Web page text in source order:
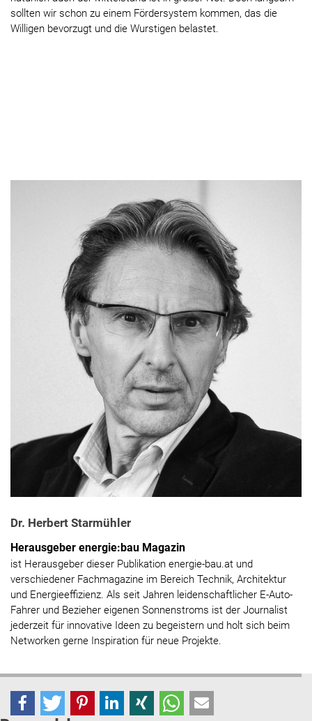
sollten wir schon zu einem Fördersystem kommen, das die
Willigen bevorzugt und die Wurstigen belastet.
Dr. Herbert Starmühler
Herausgeber energie:bau Magazin
ist Herausgeber dieser Publikation energie-bau.at und
verschiedener Fachmagazine im Bereich Technik, Architektur
und Energieeffizienz. Als seit Jahren leidenschaftlicher E-Auto-
Fahrer und Bezieher eigenen Sonnenstroms ist der Journalist
jederzeit für innovative Ideen zu begeistern und holt sich beim
Networken gerne Inspiration für neue Projekte.